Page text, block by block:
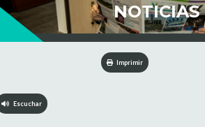
NOTICIAS
Imprimir
Escuchar